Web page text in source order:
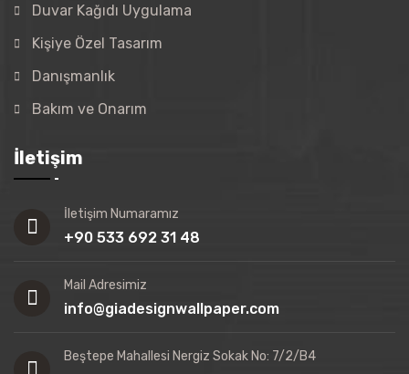
Duvar Kağıdı Uygulama
Kişiye Özel Tasarım
Danışmanlık
Bakım ve Onarım
İletişim
İletişim Numaramız
+90 533 692 31 48
Mail Adresimiz
info@giadesignwallpaper.com
Beştepe Mahallesi Nergiz Sokak No: 7/2/B4